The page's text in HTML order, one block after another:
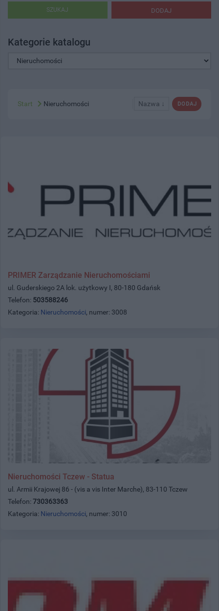
DODAJ
SZUKAJ
Kategorie katalogu
DODAJ
Nazwa ↓
Start Nieruchomości
PRIMER Zarządzanie Nieruchomościami
ul. Guderskiego 2A lok. użytkowy I, 80-180 Gdańsk
Telefon: 503588246
Kategoria: Nieruchomości, numer: 3008
Nieruchomości Tczew - Statua
ul. Armii Krajowej 86 - (vis a vis Inter Marche), 83-110 Tczew
Telefon: 730363363
Kategoria: Nieruchomości, numer: 3010